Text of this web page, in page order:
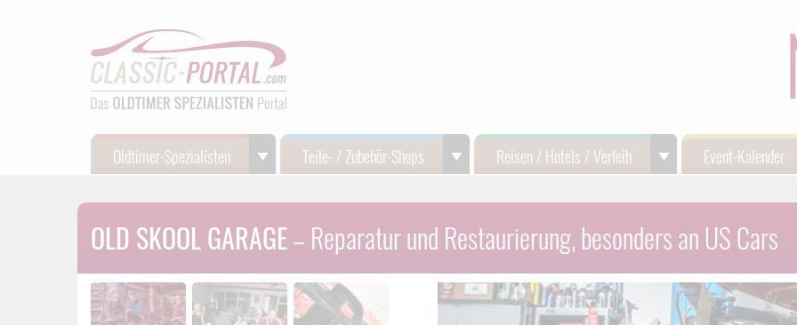
Oldtimer-Spezialisten Teile- / Zubehör-Shops Reisen / Hotels / Verleih Event-Kalender
OLD SKOOL GARAGE– Reparatur und Restaurierung, besonders an US Cars